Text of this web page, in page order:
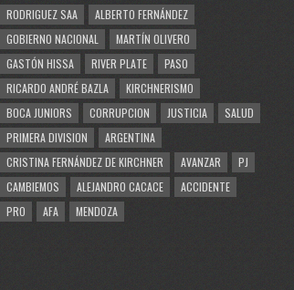
RODRIGUEZ SAA
ALBERTO FERNÁNDEZ
GOBIERNO NACIONAL
MARTÍN OLIVERO
GASTÓN HISSA
RIVER PLATE
PASO
RICARDO ANDRÉ BAZLA
KIRCHNERISMO
BOCA JUNIORS
CORRUPCION JUSTICIA
SALUD
PRIMERA DIVISION
ARGENTINA
CRISTINA FERNÁNDEZ DE KIRCHNER
AVANZAR
PJ
CAMBIEMOS
ALEJANDRO CACACE
ACCIDENTE
PRO
AFA MENDOZA